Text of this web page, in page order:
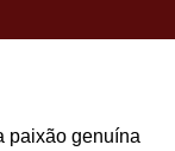
paixão genuína